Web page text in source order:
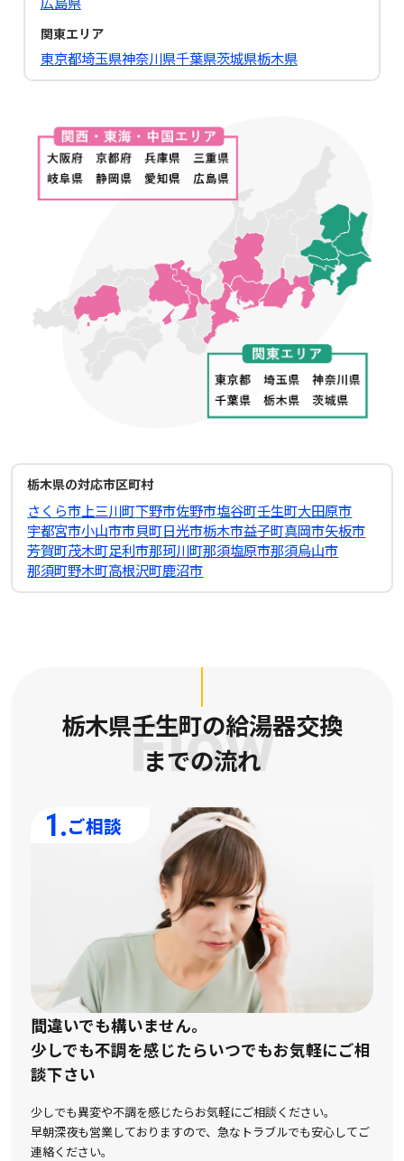
関東エリア
東京都埼玉県神奈川県千葉県茨城県栃木県
栃木県の対応市区町村
さくら市 上三川町下野市佐野市塩谷町壬生町大田原市
宇都宮市小山市市貝町日光市栃木市益子町真岡市矢板市
芳賀町茂木町足利市那珂川町那須塩原市那須烏山市
那須町野木町高根沢町鹿沼市
栃木県壬生町の給湯器交換
までの流れ
Flow
1.ご相談
間違いでも構いません。
少しでも不調を感じたらいつでもお気軽にご相
談下さい
少しでも異変や不調を感じたらお気軽にご相談ください。
早朝深夜も営業しておりますので、急なトラブルでも安心してご
連絡ください。